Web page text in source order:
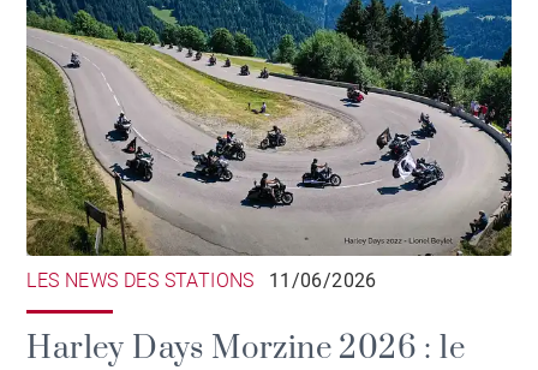
LES NEWS DES STATIONS 11/06/2026
Harley Days Morzine 2026 : le